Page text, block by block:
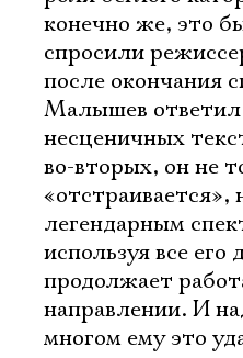
конечно же, это
спросили
после окончания
Малышев
несценичных
во-вторых, он не
«отстраивается»,
легендарным
используя все
продолжает
направлении. И
многом ему это